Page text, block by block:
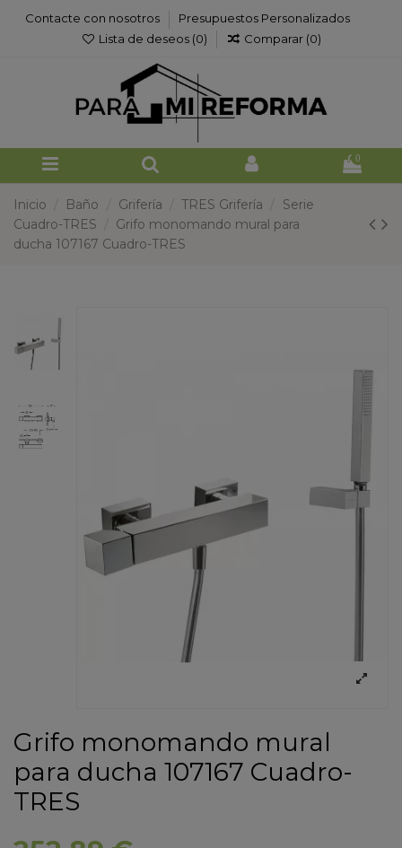
Contacte con nosotros
Presupuestos Personalizados
Lista de deseos (0) Comparar (0)
0
Inicio Baño Grifería TRES Grifería
Serie
Cuadro-TRES
Grifo monomando mural para
ducha 107167 Cuadro-TRES
Grifo monomando mural
para ducha 107167 Cuadro-
TRES